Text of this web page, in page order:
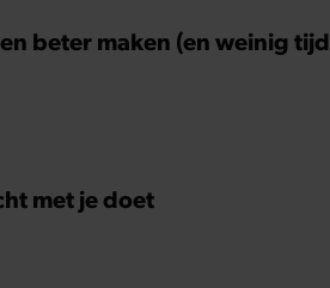
beter maken (en weinig tijd
met je doet